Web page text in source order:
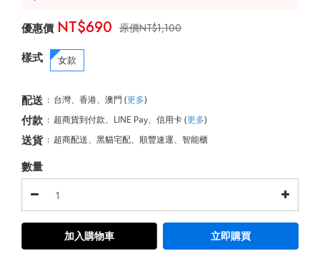
NT$1,100
NT$690
樣式 女款
配送 : 台灣、香港、澳門 (更多)
付款 : 超商貨到付款、LINE Pay、信用卡(更多)
送貨 : 超商配送、黑貓宅配、順豐速運、智能櫃
數量
加入購物車 立即購買